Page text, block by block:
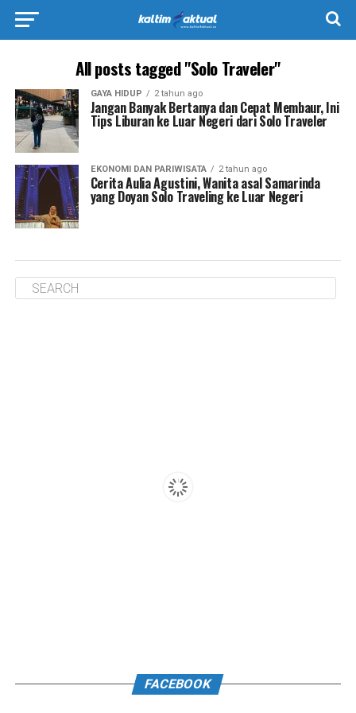
All posts tagged "Solo Traveler"
GAYA HIDUP 2 tahun ago
Jangan Banyak Bertanya dan Cepat Membaur, Ini
Tips Liburan ke Luar Negeri dari Solo Traveler
EKONOMI DAN PARIWISATA 2 tahun ago
Cerita Aulia Agustini, Wanita asal Samarinda
yang Doyan Solo Traveling ke Luar Negeri
FACEBOOK